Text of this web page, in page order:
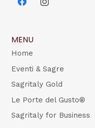
MENU
Home
Eventi & Sagre
Sagritaly Gold
Le Porte del Gusto®
Sagritaly for Business